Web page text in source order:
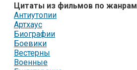
Цитаты из фильмов по жанрам
Антиутопии
Артхаус
Биографии
Боевики
Вестерны
Военные